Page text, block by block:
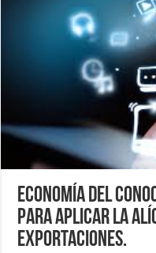
Economía del
para aplicar la
exportaciones.